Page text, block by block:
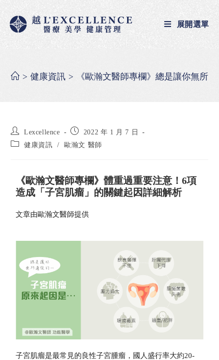
展開選單
> 健康資訊 > 《歐瀚文醫師專欄》總是讓你無所
Lexcellence
2022 年 1 月 7 日
健康資訊
/ 歐瀚文 醫師
《歐瀚文醫師專欄》體重過重要注意！6項
造成「子宮肌瘤」的關鍵起因詳細解析
文章由歐瀚文醫師提供
子宮肌瘤是最常見的良性子宮腫瘤，國人盛行率大約20-